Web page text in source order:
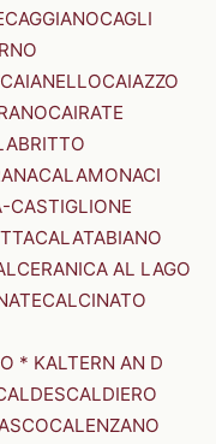
CAGGIANOCAGLI
CAIANELLOCAIAZZO
CAIRATE
CALAMONACI
CASTIGLIONE
CALATABIANO
AL LAGO
CALCINATO
* KALTERN AN D
CALDIERO
CALENZANO